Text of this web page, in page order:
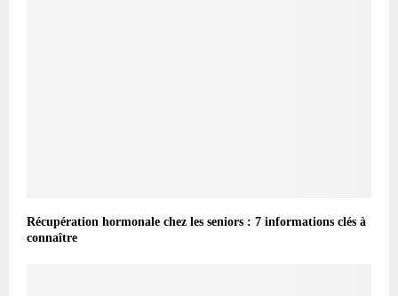
Récupération hormonale chez les seniors : 7 informations clés à
connaître